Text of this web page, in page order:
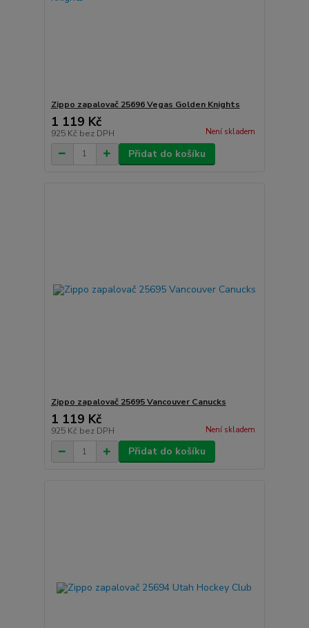
Zippo zapalovač 25696 Vegas Golden Knights
1 119 Kč
925 Kč bez DPH Není skladem
Přidat do košíku
Zippo zapalovač 25695 Vancouver Canucks
1 119 Kč
925 Kč bez DPH Není skladem
Přidat do košíku